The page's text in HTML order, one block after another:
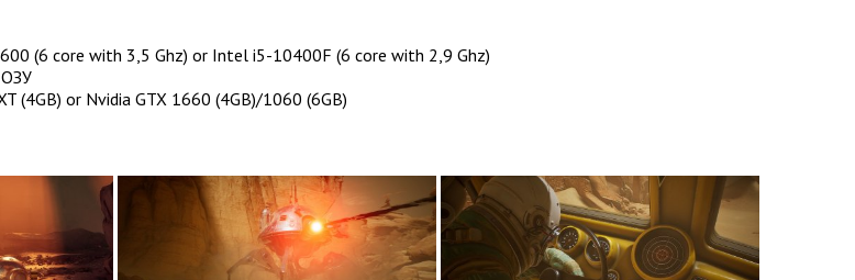
(6 core with 3,5 Ghz) or Intel i5-10400F (6 core with 2,9 Ghz)
ОЗУ
(4GB) or Nvidia GTX 1660 (4GB)/1060 (6GB)